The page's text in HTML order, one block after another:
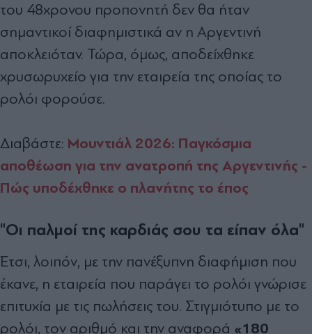
του 48χρονου προπονητή δεν θα ήταν
σημαντικοί διαφημιστικά αν η Αργεντινή
αποκλειόταν. Τώρα, όμως, αποδείχθηκε
χρυσωρυχείο για την εταιρεία της οποίας το
ρολόι φορούσε.
Διαβάστε: Μουντιάλ 2026: Παγκόσμια
αποθέωση για την ανατροπή της Αργεντινής -
Πώς υποδέχθηκε ο πλανήτης το έπος
"Οι παλμοί της καρδιάς σου τα είπαν όλα"
Έτσι, λοιπόν, με την πανέξυπνη διαφήμιση που
έκανε, η εταιρεία που παράγει το ρολόι γνώρισε
επιτυχία με τις πωλήσεις του. Στιγμιότυπο με το
ρολόι, τον αριθμό και την αναφορά «180